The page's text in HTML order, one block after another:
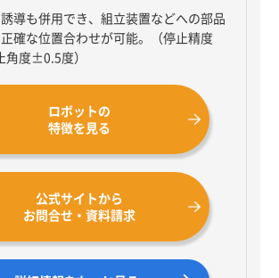
導も併用でき、組立装置などへの部品
確な位置合わせが可能。（停止精度
度±0.5度）
ロボットの
特徴を見る
公式サイトから
お問合せ・資料請求